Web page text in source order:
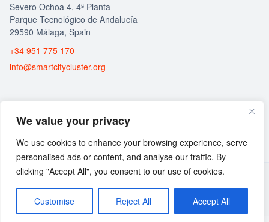
We value your privacy
We use cookies to enhance your browsing experience, serve
personalised ads or content, and analyse our traffic. By
clicking "Accept All", you consent to our use of cookies.
Customise Reject All Accept All
Severo Ochoa 4, 4ª Planta
Parque Tecnológico de Andalucía
29590 Málaga, Spain
+34 951 775 170
info@smartcitycluster.org
Social
© 2026 Guía de Calidad del Aire
Aviso LegalPolítica de PrivacidadPolítica de Cookies
Canal de Transparencia